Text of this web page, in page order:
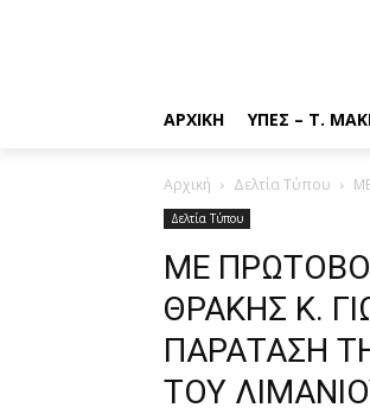
ΑΡΧΙΚΉ ΥΠΕΣ – Τ.
Αρχική Δελτία Τύπου
Δελτία Τύπου
ΜΕ
ΘΡΑΚΗΣ Κ.
ΠΑΡΑΤΑΣΗ
ΤΟΥ